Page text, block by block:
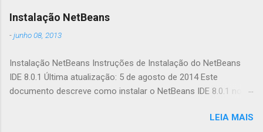
código. Mas você já pensou em combinar o poder
desempenho? Este artigo irá apresentá-lo a uma
biblioteca de aceleração JavaScript chamada
GPU.js e mostrar-lhe como melhorar
que devemos usá-la? Fonte: https://gpu.rocks/#/
Instalação NetBeans
-junho 08, 2013
Instalação NetBeans Instruções de Instalação do NetBeans
IDE 8.0.1 Última atualização: 5 de agosto de 2014 Este
documento descreve como instalar o NetBeans IDE 8.0.1 no
8.0.1 para obter informações sobre os sistemas operacionais
LEIA MAIS